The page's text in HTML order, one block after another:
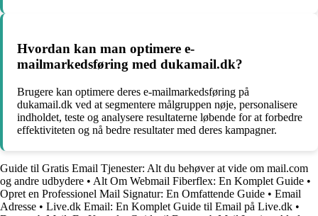
Hvordan kan man optimere e-
mailmarkedsføring med dukamail.dk?
Brugere kan optimere deres e-mailmarkedsføring på
dukamail.dk ved at segmentere målgruppen nøje, personalisere
indholdet, teste og analysere resultaterne løbende for at forbedre
effektiviteten og nå bedre resultater med deres kampagner.
Guide til Gratis Email Tjenester: Alt du behøver at vide om mail.com
og andre udbydere • Alt Om Webmail Fiberflex: En Komplet Guide •
Opret en Professionel Mail Signatur: En Omfattende Guide • Email
Adresse • Live.dk Email: En Komplet Guide til Email på Live.dk •